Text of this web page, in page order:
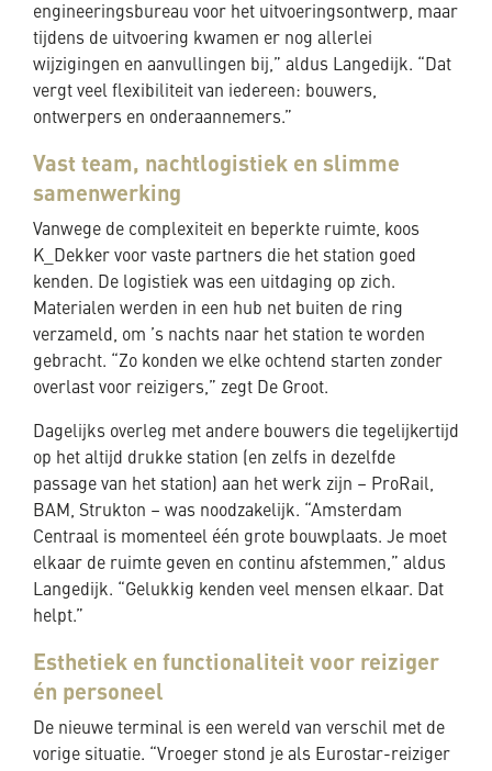
engineeringsbureau voor het uitvoeringsontwerp, maar
tijdens de uitvoering kwamen er nog allerlei
wijzigingen en aanvullingen bij,” aldus Langedijk. “Dat
vergt veel flexibiliteit van iedereen: bouwers,
ontwerpers en onderaannemers.”
Vast team, nachtlogistiek en slimme
samenwerking
Vanwege de complexiteit en beperkte ruimte, koos
K_Dekker voor vaste partners die het station goed
kenden. De logistiek was een uitdaging op zich.
Materialen werden in een hub net buiten de ring
verzameld, om ’s nachts naar het station te worden
gebracht. “Zo konden we elke ochtend starten zonder
overlast voor reizigers,” zegt De Groot.
Dagelijks overleg met andere bouwers die tegelijkertijd
op het altijd drukke station (en zelfs in dezelfde
passage van het station) aan het werk zijn – ProRail,
BAM, Strukton – was noodzakelijk. “Amsterdam
Centraal is momenteel één grote bouwplaats. Je moet
elkaar de ruimte geven en continu afstemmen,” aldus
Langedijk. “Gelukkig kenden veel mensen elkaar. Dat
helpt.”
Esthetiek en functionaliteit voor reiziger
én personeel
De nieuwe terminal is een wereld van verschil met de
vorige situatie. “Vroeger stond je als Eurostar-reiziger